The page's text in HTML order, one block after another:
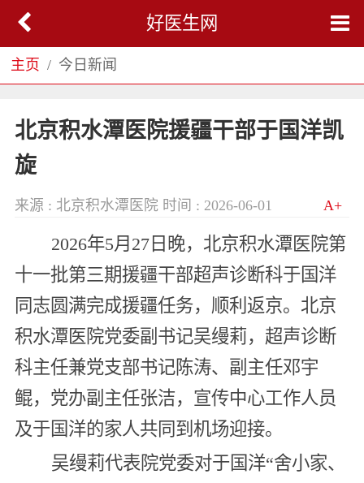
好医生网
主页 今日新闻
北京积水潭医院援疆干部于国洋凯
旋
来源 : 北京积水潭医院 时间 : 2026-06-01 A+
2026年5月27日晚，北京积水潭医院第
十一批第三期援疆干部超声诊断科于国洋
同志圆满完成援疆任务，顺利返京。北京
积水潭医院党委副书记吴缦莉，超声诊断
科主任兼党支部书记陈涛、副主任邓宇
鲲，党办副主任张洁，宣传中心工作人员
及于国洋的家人共同到机场迎接。
吴缦莉代表院党委对于国洋“舍小家、